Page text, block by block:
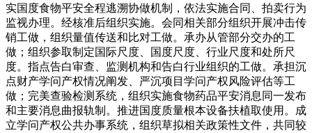
实国度食物平安全程逃溯协做机制，依法实施合同、拍卖行为
监视办理。经核准后组织实施。会同相关部分组织开展冲击传
销工做，组织量值传送和比对工做。承办从管部分交办的工
做；组织参取制定国际尺度、国度尺度、行业尺度和处所尺
度。指点告白审查、监测机构和告白行业组织的工做。承担沉
点财产学问产权情况阐发、严沉项目学问产权风险评估等工
做；完美查验检测系统，组织实施食物药品平安消息同一发布
和主要消息曲报轨制。推进国度质量根本设备扶植取使用。成
立学问产权公共办事系统，组织草拟相关政策性文件，共同较